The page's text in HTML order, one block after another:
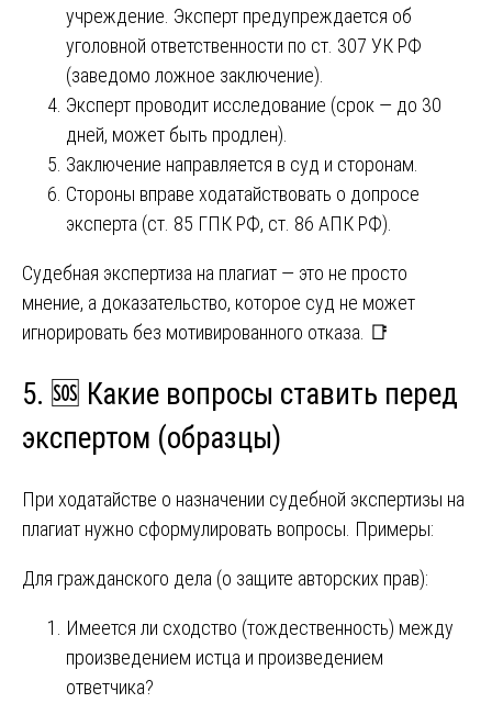
учреждение. Эксперт предупреждается об
уголовной ответственности по ст. 307 УК РФ
(заведомо ложное заключение).
Эксперт проводит исследование (срок — до 30
дней, может быть продлен).
Заключение направляется в суд и сторонам.
Стороны вправе ходатайствовать о допросе
эксперта (ст. 85 ГПК РФ, ст. 86 АПК РФ).
Судебная экспертиза на плагиат — это не просто
мнение, а доказательство, которое суд не может
игнорировать без мотивированного отказа. 📑
5. 🆘 Какие вопросы ставить перед
экспертом (образцы)
При ходатайстве о назначении судебной экспертизы на
плагиат нужно сформулировать вопросы. Примеры:
Для гражданского дела (о защите авторских прав):
Имеется ли сходство (тождественность) между
произведением истца и произведением
ответчика?